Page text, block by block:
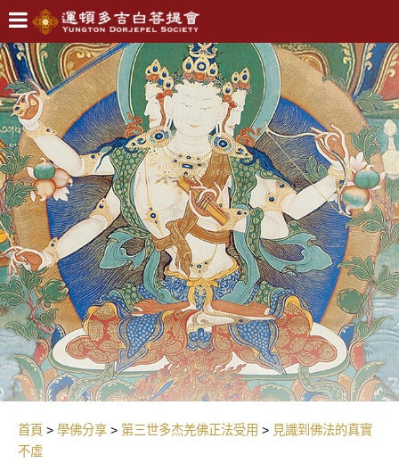
首頁 學佛分享 第三世多杰羌佛正法受用
見識到佛法的真實
不虛